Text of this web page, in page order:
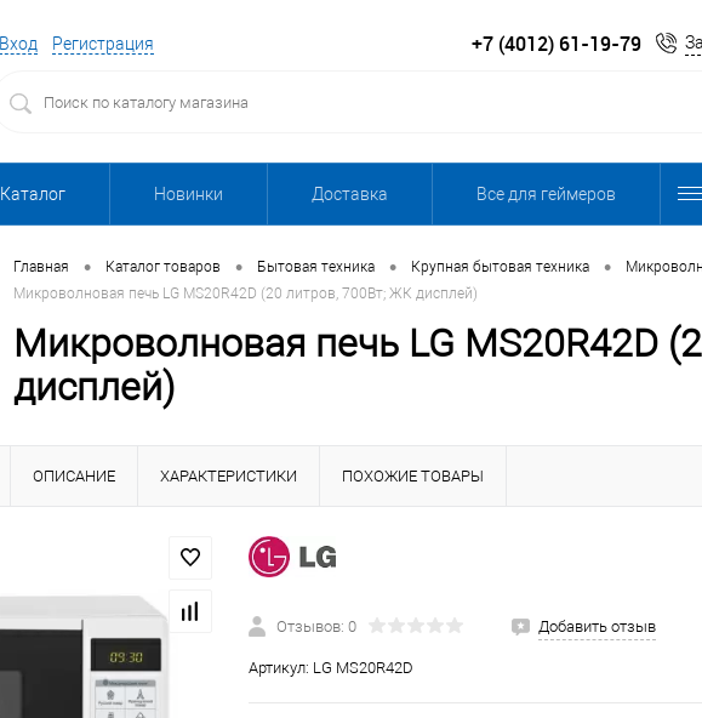
Вход Регистрация +7 (4012) 61-19-79
Каталог Новинки Доставка Все для геймеров
Главная • Каталог товаров • Бытовая техника • Крупная бытовая техника •
Микроволновая печь LG MS20R42D (20 литров, 700Вт; ЖК дисплей)
Микроволновая печь LG MS20R42D
дисплей)
ОПИСАНИЕ ХАРАКТЕРИСТИКИ ПОХОЖИЕ ТОВАРЫ
Отзывов: 0 Добавить отзыв
Артикул: LG MS20R42D